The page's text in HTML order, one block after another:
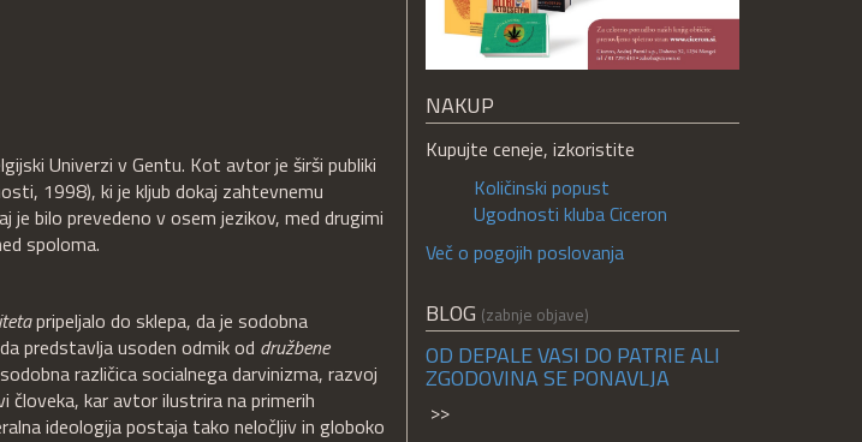
Univerzi v Gentu. Kot avtor je širši publiki
1998), ki je kljub dokaj zahtevnemu
je bilo prevedeno v osem jezikov, med drugimi
spoloma.
pripeljalo do sklepa, da je sodobna
predstavlja usoden odmik od družbene
različica socialnega darvinizma, razvoj
človeka, kar avtor ilustrira na primerih
ideologija postaja tako neločljiv in globoko
NAKUP
Kupujte ceneje, izkoristite
Količinski popust
Ugodnosti kluba Ciceron
Več o pogojih poslovanja
BLOG (zabnje objave)
OD DEPALE VASI DO PATRIE ALI
ZGODOVINA SE PONAVLJA
>>